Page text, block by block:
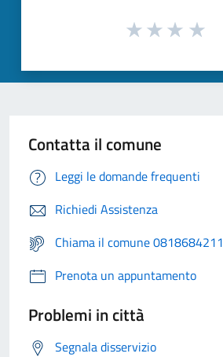
Contatta il comune
Leggi le domande frequenti
Richiedi Assistenza
Chiama il comune 0818684211
Prenota un appuntamento
Problemi in città
Segnala disservizio